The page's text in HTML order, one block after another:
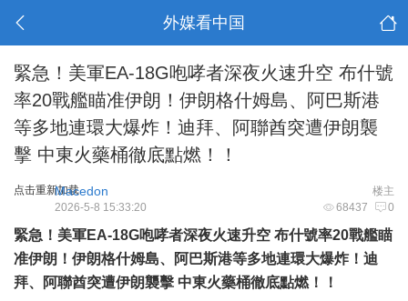
外媒看中国
緊急！美軍EA-18G咆哮者深夜火速升空 布什號
率20戰艦瞄准伊朗！伊朗格什姆島、阿巴斯港
等多地連環大爆炸！迪拜、阿聯酋突遭伊朗襲
擊 中東火藥桶徹底點燃！！
点击重新加载 楼主
Macedon
68437 0
2026-5-8 15:33:20
緊急！美軍EA-18G咆哮者深夜火速升空 布什號率20戰艦瞄
准伊朗！伊朗格什姆島、阿巴斯港等多地連環大爆炸！迪
拜、阿聯酋突遭伊朗襲擊 中東火藥桶徹底點燃！！